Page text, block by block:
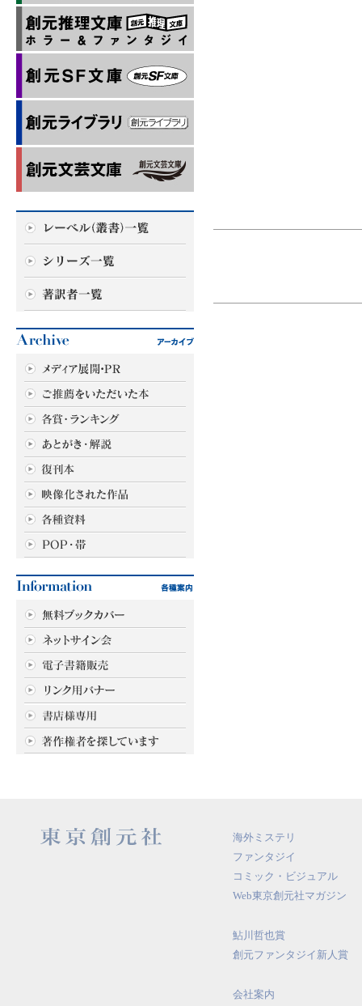
海外ミステリ
ファンタジイ
コミック・ビジュアル
Web東京創元社マガジン
鮎川哲也賞
創元ファンタジイ新人賞
会社案内